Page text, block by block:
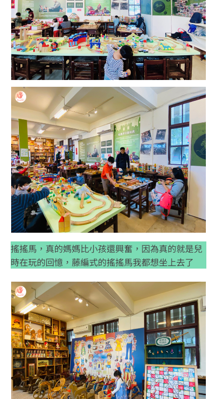
搖搖馬，真的媽媽比小孩還興奮，因為真的就是兒
時在玩的回憶，藤編式的搖搖馬我都想坐上去了